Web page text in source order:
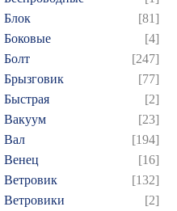
Блок
[81]
Боковые
[4]
Болт
[247]
Брызговик
[77]
Быстрая
[2]
Вакуум
[23]
Вал
[194]
Венец
[16]
Ветровик
[132]
Ветровики
[2]